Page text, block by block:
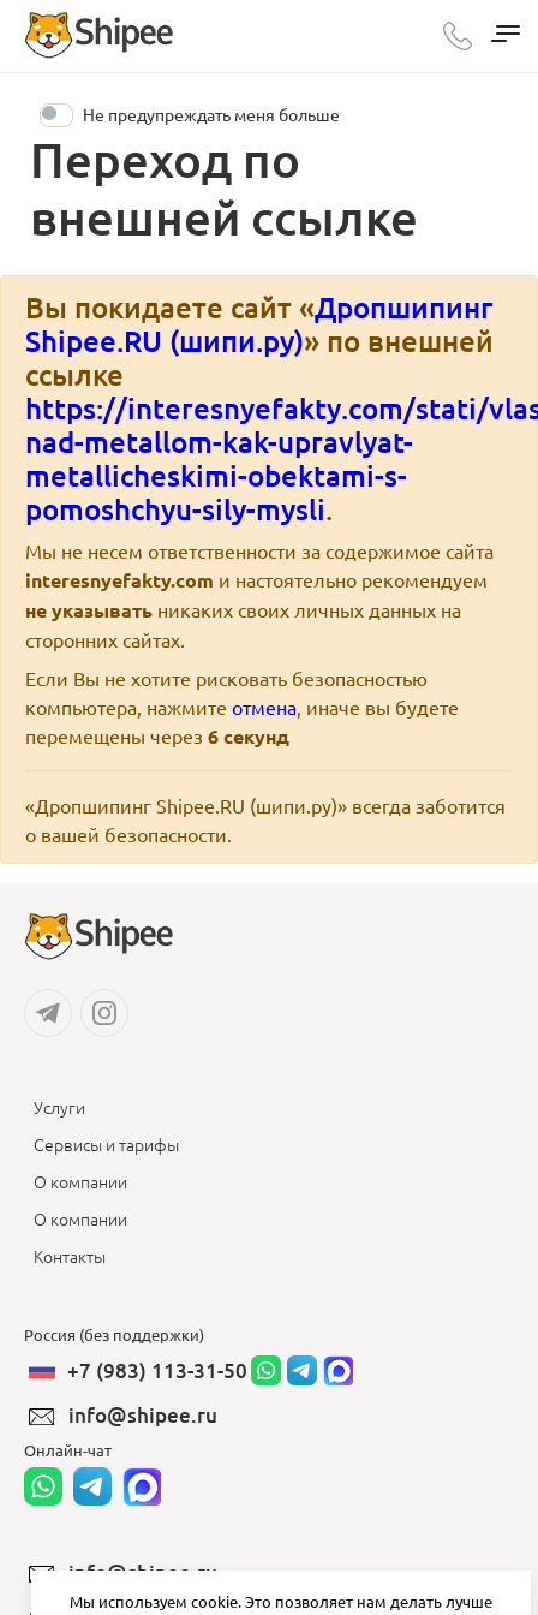
Переход по
внешней ссылке
Не предупреждать меня больше
Вы покидаете сайт «Дропшипинг
Shipee.RU (шипи.ру)» по внешней
ссылке
https://interesnyefakty.com/stati/
nad-metallom-kak-upravlyat-
metallicheskimi-obektami-s-
pomoshchyu-sily-mysli.
Мы не несем ответственности за содержимое сайта
interesnyefakty.com и настоятельно рекомендуем
не указывать никаких своих личных данных на
сторонних сайтах.
Если Вы не хотите рисковать безопасностью
компьютера, нажмите отмена, иначе вы будете
перемещены через 6секунд
«Дропшипинг Shipee.RU (шипи.ру)» всегда заботится
о вашей безопасности.
Услуги
Сервисы и тарифы
О компании
О компании
Контакты
Россия (без поддержки)
+7 (983) 113-31-50
info@shipee.ru
Онлайн-чат
info@shipee.ru
Мы используем cookie. Это позволяет нам делать лучше